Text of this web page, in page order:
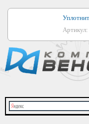
Артикул:
Артикул:
Артикул: